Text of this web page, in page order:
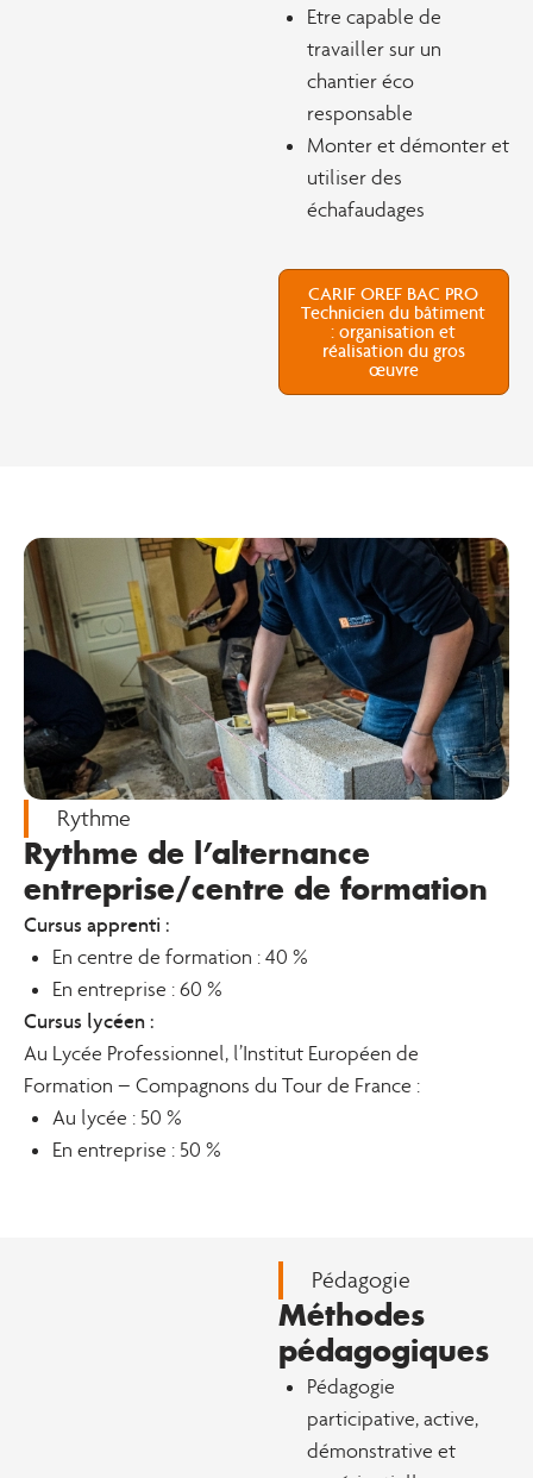
Etre capable de
travailler sur un
chantier éco
responsable
Monter et démonter et
utiliser des
échafaudages
CARIF OREF BAC PRO
Technicien du bâtiment
: organisation et
réalisation du gros
œuvre
Rythme
Rythme de l’alternance
entreprise/centre de formation
Cursus apprenti :
En centre de formation : 40 %
En entreprise : 60 %
Cursus lycéen :
Au Lycée Professionnel, l’Institut Européen de
Formation – Compagnons du Tour de France :
Au lycée : 50 %
En entreprise : 50 %
Pédagogie
Méthodes
pédagogiques
Pédagogie
participative, active,
démonstrative et